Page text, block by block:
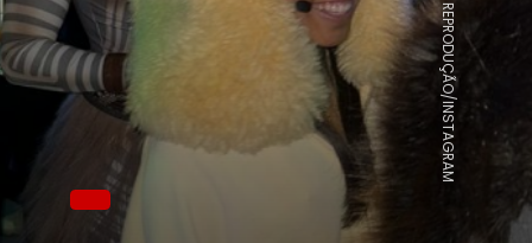
REPRODUÇÃO/INSTAGRAM